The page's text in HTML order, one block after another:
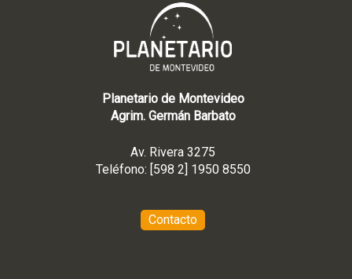
Planetario de Montevideo
Agrim. Germán Barbato
Av. Rivera 3275
Teléfono: [598 2] 1950 8550
Contacto